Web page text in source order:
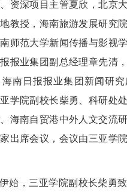
资深项目主管夏欣，北京
教授，海南旅游发展研究
师范大学新闻传播与影视
报业集团副总经理章先清
南日报报业集团新闻研
学院副校长柴勇、科研处
海南自贸港中外人文交流
出席会议，会议由三亚学
，三亚学院副校长柴勇致